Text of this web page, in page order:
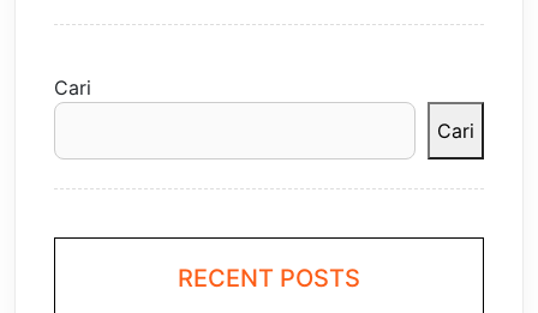
Cari
Cari
RECENT POSTS